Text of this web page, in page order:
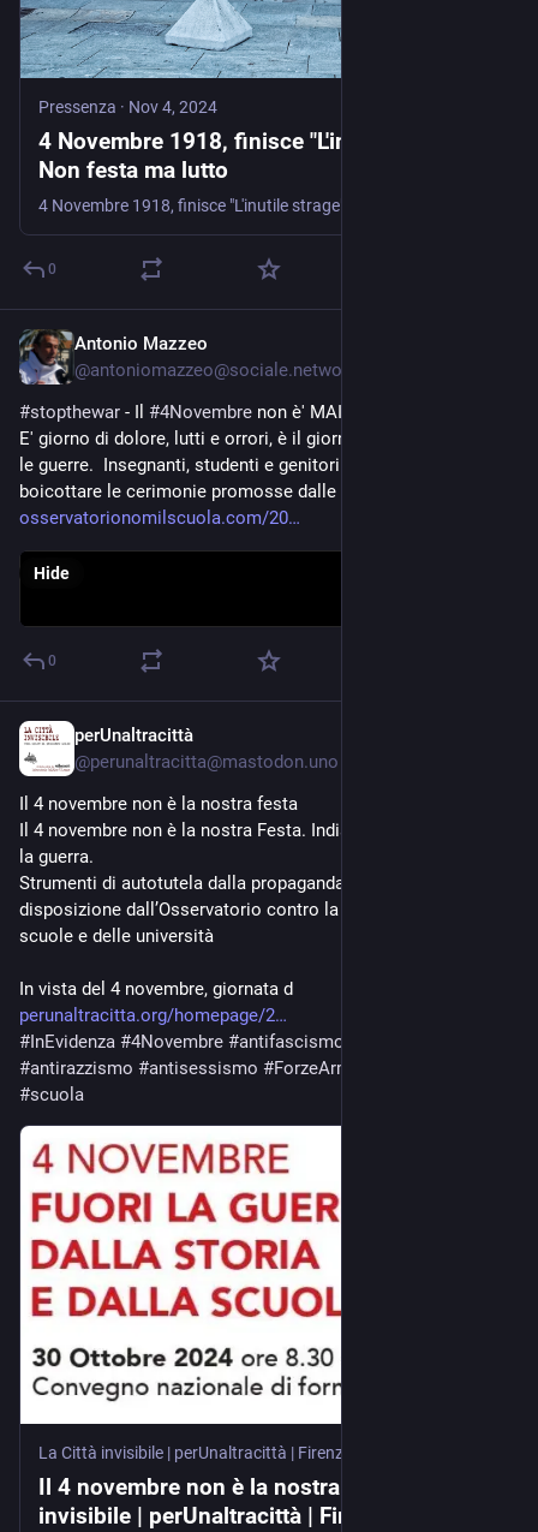
Pressenza · Nov 4, 2024
4 Novembre 1918, finisce "L'inutile strage"
Non festa ma lutto
0
Antonio Mazzeo
@antoniomazzeo@sociale.network
#stopthewar - Il #4Novembre non è' MAI stata la nostra festa.
E' giorno di dolore, lutti e orrori, è il giorno dei crimini di tutte
le guerre.  Insegnanti, studenti e genitori devono disertare e
boicottare le cerimonie promosse dalle
osservatorionomilscuola.com/20
Hide
0
perUnaltracittà
@perunaltracitta@mastodon.uno
Il 4 novembre non è la nostra festa
Il 4 novembre non è la nostra Festa. Indisponibili a celebrare
la guerra.
Strumenti di autotutela dalla propaganda messi a
disposizione dall’Osservatorio contro la militarizzazione delle
scuole e delle università
In vista del 4 novembre, giornata d
perunaltracitta.org/homepage/2
# InEvidenza #4Novembre #antifascismo
#antirazzismo #antisessismo #ForzeArmate
#scuola
La Città invisibile | perUnaltracittà | Firenze
Il 4 novembre non è la nostra festa - La Città
invisibile | perUnaltracittà | Firenze